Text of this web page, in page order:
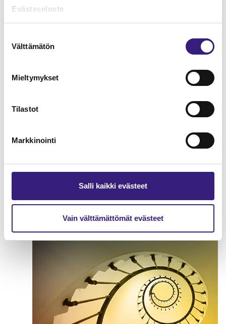
Evästeseloste
valinta
Välttämätön
Mieltymykset
Tilastot
Markkinointi
Salli kaikki evästeet
Vain välttämättömät evästeet
työskentelytilanteiden haasteet
sosiaaliturvan näkökulmasta
PALKANLASKENTA